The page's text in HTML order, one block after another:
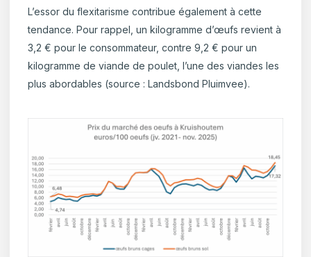
L’essor du flexitarisme contribue également à cette
tendance. Pour rappel, un kilogramme d’œufs revient à
3,2 € pour le consommateur, contre 9,2 € pour un
kilogramme de viande de poulet, l’une des viandes les
plus abordables (source : Landsbond Pluimvee).